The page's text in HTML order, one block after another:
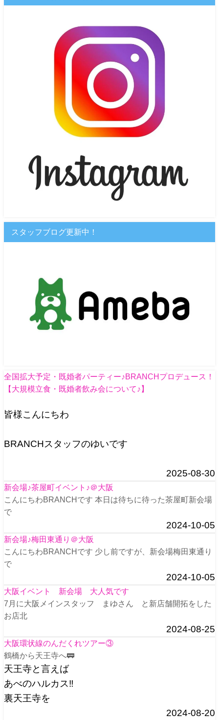
スタッフブログ更新中！
全国拡大予定・既婚者パーティー♪BRANCHプロデュース！
【大規模立食・既婚者飲み会について♪】
皆様こんにちわ
BRANCHスタッフのゆいです
2025-08-30
新会場♪茶屋町イベント♪＠大阪
こんにちわBRANCHです 本日は待ちに待った茶屋町新会場
で
2024-10-05
新会場♪梅田東通り＠大阪
こんにちわBRANCHです 少し前ですが、新会場梅田東通り
で
2024-10-05
大阪イベント 新会場 大人気です
7月に大阪メインスタッフ まゆさん と新店舗開拓をした
お店北
2024-08-25
大阪環状線のんだくれツアー③
鶴橋から天王寺へ🚃
天王寺と言えば
あべのハルカス‼️
裏天王寺を
2024-08-20